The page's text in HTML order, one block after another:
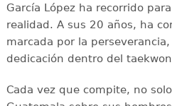
García López ha recorrido
realidad. A sus 20 años, ha
marcada por la
dedicación dentro del
Cada vez que compite, no